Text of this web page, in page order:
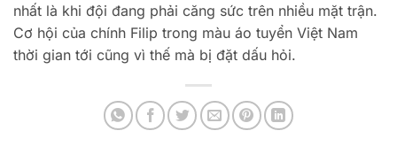
nhất là khi đội đang phải căng sức trên nhiều mặt trận.
Cơ hội của chính Filip trong màu áo tuyển Việt Nam
thời gian tới cũng vì thế mà bị đặt dấu hỏi.